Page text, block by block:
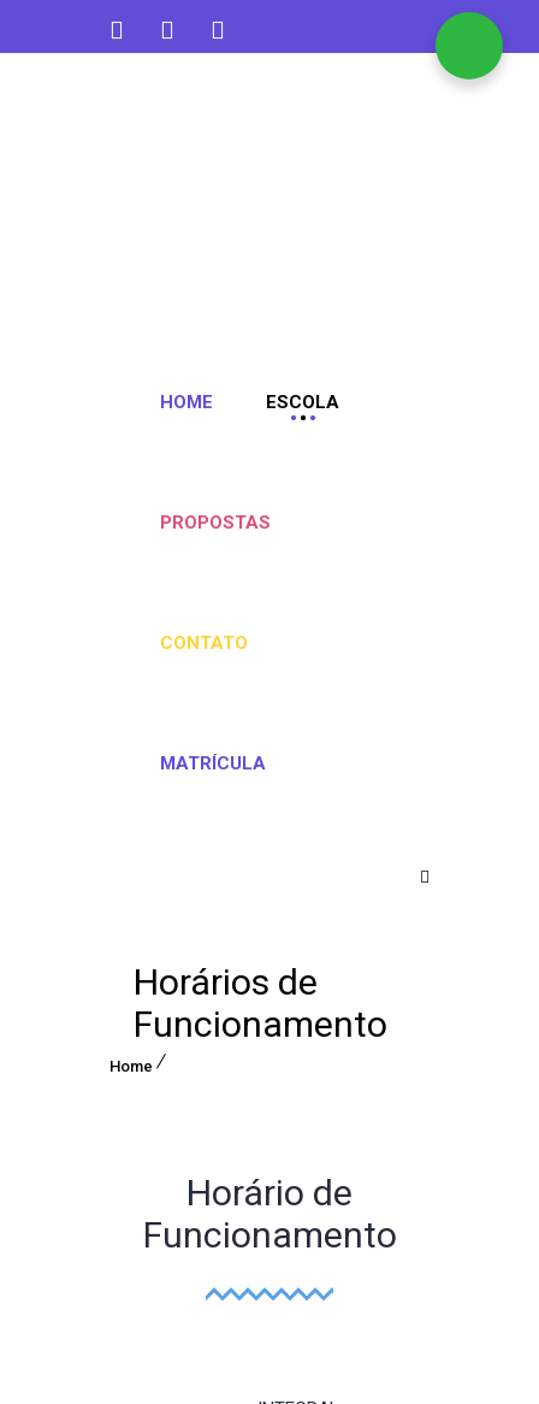
HOME ESCOLA
PROPOSTAS
CONTATO
MATRÍCULA
Horários de
Funcionamento
Home
Horário de
Funcionamento